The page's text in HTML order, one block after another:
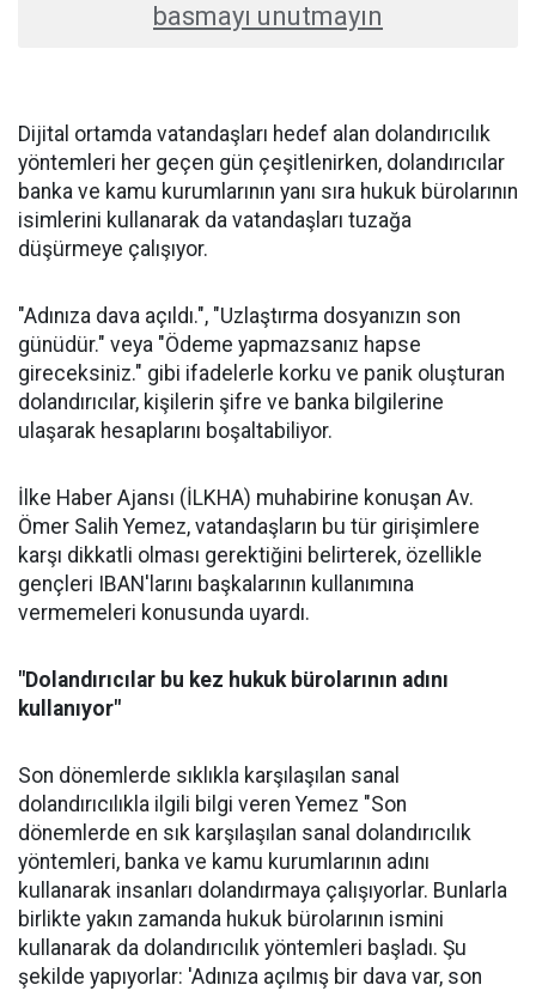
basmayı unutmayın
Dijital ortamda vatandaşları hedef alan dolandırıcılık
yöntemleri her geçen gün çeşitlenirken, dolandırıcılar
banka ve kamu kurumlarının yanı sıra hukuk bürolarının
isimlerini kullanarak da vatandaşları tuzağa
düşürmeye çalışıyor.
"Adınıza dava açıldı.", "Uzlaştırma dosyanızın son
günüdür." veya "Ödeme yapmazsanız hapse
gireceksiniz." gibi ifadelerle korku ve panik oluşturan
dolandırıcılar, kişilerin şifre ve banka bilgilerine
ulaşarak hesaplarını boşaltabiliyor.
İlke Haber Ajansı (İLKHA) muhabirine konuşan Av.
Ömer Salih Yemez, vatandaşların bu tür girişimlere
karşı dikkatli olması gerektiğini belirterek, özellikle
gençleri IBAN'larını başkalarının kullanımına
vermemeleri konusunda uyardı.
"Dolandırıcılar bu kez hukuk bürolarının adını
kullanıyor"
Son dönemlerde sıklıkla karşılaşılan sanal
dolandırıcılıkla ilgili bilgi veren Yemez "Son
dönemlerde en sık karşılaşılan sanal dolandırıcılık
yöntemleri, banka ve kamu kurumlarının adını
kullanarak insanları dolandırmaya çalışıyorlar. Bunlarla
birlikte yakın zamanda hukuk bürolarının ismini
kullanarak da dolandırıcılık yöntemleri başladı. Şu
şekilde yapıyorlar: 'Adınıza açılmış bir dava var, son